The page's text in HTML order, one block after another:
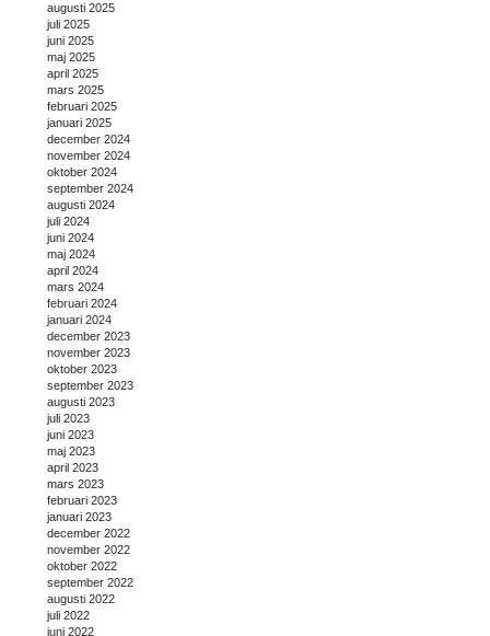
augusti 2025
juli 2025
juni 2025
maj 2025
april 2025
mars 2025
februari 2025
januari 2025
december 2024
november 2024
oktober 2024
september 2024
augusti 2024
juli 2024
juni 2024
maj 2024
april 2024
mars 2024
februari 2024
januari 2024
december 2023
november 2023
oktober 2023
september 2023
augusti 2023
juli 2023
juni 2023
maj 2023
april 2023
mars 2023
februari 2023
januari 2023
december 2022
november 2022
oktober 2022
september 2022
augusti 2022
juli 2022
juni 2022